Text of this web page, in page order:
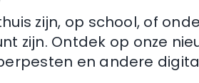
zijn, op school, of
zijn. Ontdek op onze
en andere